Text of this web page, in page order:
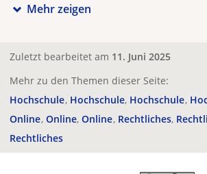
Mehr zeigen
Zuletzt bearbeitet am 11. Juni 2025
Mehr zu den Themen dieser Seite:
Hochschule Hochschule Hochschule
Online Online Online Rechtliches
Rechtliches